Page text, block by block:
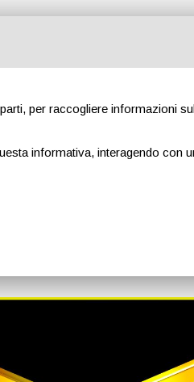
DANCE
per raccogliere informazioni
informativa, interagendo con